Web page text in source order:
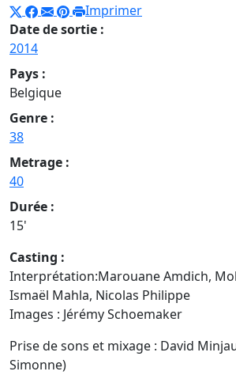
Imprimer
Date de sortie :
2014
Pays :
Belgique
Genre :
38
Metrage :
40
Durée :
15'
Casting :
Interprétation:Marouane Amdich,
Ismaël Mahla, Nicolas Philippe
Images : Jérémy Schoemaker
Prise de sons et mixage : David
Simonne)